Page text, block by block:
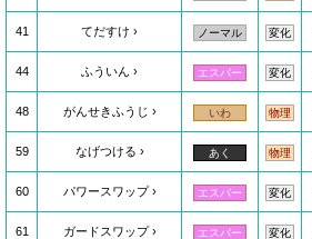
41 てだすけ ノーマル 変化
44 ふういん エスパー 変化
48 がんせきふうじ いわ 物理
59 なげつける あく 物理
60 パワースワップ エスパー 変化
61 ガードスワップ エスパー 変化